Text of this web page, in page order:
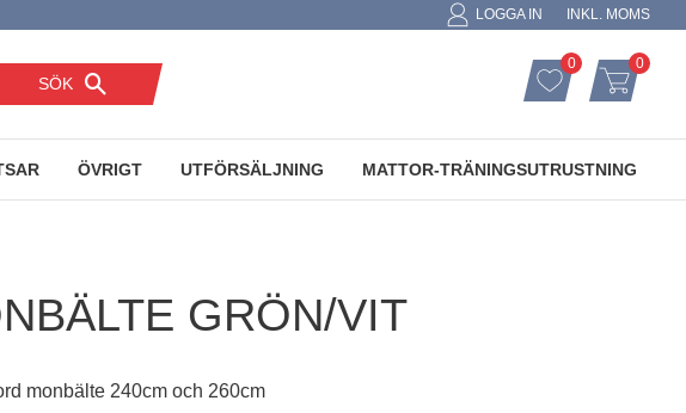
INKL. MOMS
LOGGA IN
SÖK
FAVORITER
ANTAL
0 KUNDVAGN
ANTAL
0
ÖVRIGT UTFÖRSÄLJNING MATTOR-TRÄNINGSUTRUSTNING
GRÖN/VIT
monbälte 240cm och 260cm